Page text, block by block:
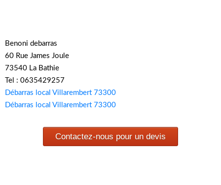
Benoni debarras
60 Rue James Joule
73540 La Bathie
Tel : 0635429257
Débarras local Villarembert 73300
Débarras local Villarembert 73300
Contactez-nous pour un devis